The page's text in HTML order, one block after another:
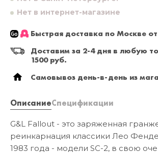
Нет в интернет-магазине
Быстрая доставка по Москве
Доставим за 2-4 дня в любую
1500 руб.
Самовывоз день-в-день из
ОписаниеСпецификации
G&L Fallout - это заряженная
реинкарнация классики Лео
1983 года - модели SC-2, в свою